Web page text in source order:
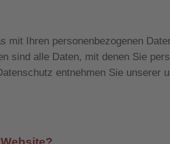
mit Ihren personenbezogenen
sind alle Daten, mit denen Sie
entnehmen Sie unserer